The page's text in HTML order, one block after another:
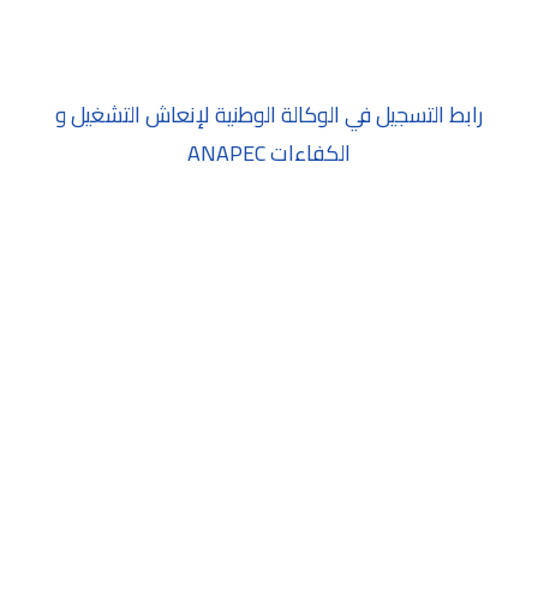
رابط التسجيل في الوكالة الوطنية لإنعاش التشغيل و
الكفاءات ANAPEC